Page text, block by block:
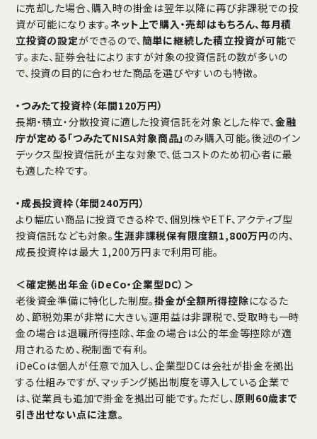
に売却した場合、購入時の掛金は翌年以降に再び非課税での投
資が可能になります。 ネット上で購入・売却はもちろん、毎月積
立投資の設定ができるので、簡単に継続した積立投資が可能で
す。また、証券会社によりますが対象の投資信託の数が多いの
で、投資の目的に合わせた商品を選びやすいのも特徴。
・つみたて投資枠（年間120万円）
長期・積立・分散投資に適した投資信託を対象とした枠で、金融
庁が定める「つみたてNISA対象商品」 のみ購入可能。後述のイン
デックス型投資信託が主な対象で、低コストのため初心者に最
も適した枠です。
・成長投資枠（年間240万円）
より幅広い商品に投資できる枠で、個別株やETF、アクティブ型
投資信託なども対象。生涯非課税保有限度額1,800万円の内、
成長投資枠は最大 1,200万円まで利用可能。
＜確定拠出年金（iDeCo・企業型DC）＞
老後資金準備に特化した制度。掛金が全額所得控除になるた
め、節税効果が非常に大きい。運用益は非課税で、受取時も一時
金の場合は退職所得控除、年金の場合は公的年金等控除が適
用されるため、税制面で有利。
iDeCoは個人が任意で加入し、企業型DCは会社が掛金を拠出
する仕組みですが、マッチング拠出制度を導入している企業で
は、従業員も追加で掛金を拠出可能です。ただし、原則60歳まで
引き出せない点に注意。